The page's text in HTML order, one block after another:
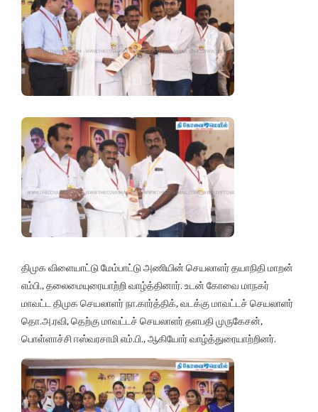
திமுக விளையாட்டு மேம்பாட்டு அணியின் செயலாளர் தயாநிதி மாறன்
எம்பி., தலைமையுரையாற்றி வாழ்த்தினார். உடன் கோவை மாநகர்
மாவட்ட திமுக செயலாளர் நா.கார்த்திக், வடக்கு மாவட்டச் செயலாளர்
தொ.அ.ரவி, தெற்கு மாவட்டச் செயலாளர் தளபதி முருகேசன்,
பொள்ளாச்சி ஈஸ்வரசாமி எம்.பி., ஆகியோர் வாழ்த்துரையாற்றினர்.